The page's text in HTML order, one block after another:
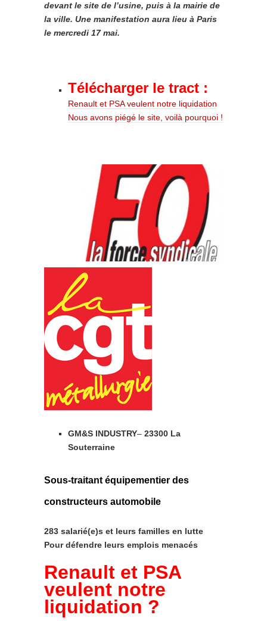
devant le site de l’usine, puis à la mairie de
la ville. Une manifestation aura lieu à Paris
le mercredi 17 mai.
Télécharger le tract :
Renault et PSA veulent notre liquidation
Nous avons piégé le site, voilà pourquoi !
GM&S INDUSTRY– 23300 La
Souterraine
Sous-traitant équipementier des
constructeurs automobile
283 salarié(e)s et leurs familles en lutte
Pour défendre leurs emplois menacés
Renault et PSA
veulent notre
liquidation ?